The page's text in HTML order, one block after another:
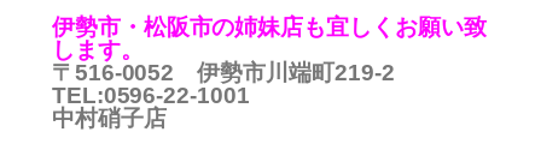
伊勢市・松阪市の姉妹店も宜しくお願い致
します。
〒516-0052 伊勢市川端町219-2
TEL:0596-22-1001
中村硝子店